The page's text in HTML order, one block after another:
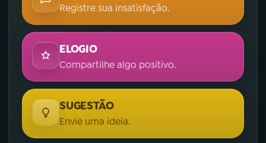
Registre sua insatisfação.
ELOGIO
Compartilhe algo positivo.
SUGESTÃO
Envie uma ideia.